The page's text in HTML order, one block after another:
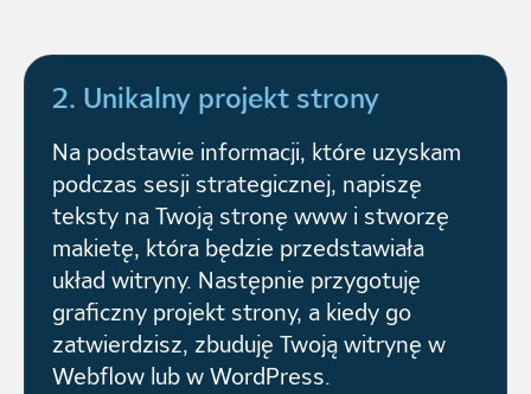
2. Unikalny projekt strony
Na podstawie informacji, które uzyskam
podczas sesji strategicznej, napiszę
teksty na Twoją stronę www i stworzę
makietę, która będzie przedstawiała
układ witryny. Następnie przygotuję
graficzny projekt strony, a kiedy go
zatwierdzisz, zbuduję Twoją witrynę w
Webflow lub w WordPress.